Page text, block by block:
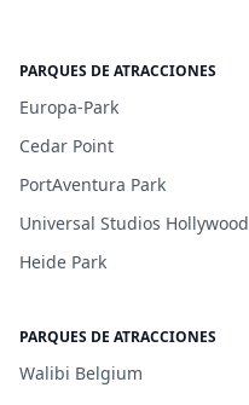
PARQUES DE ATRACCIONES
Europa-Park
Cedar Point
PortAventura Park
Universal Studios Hollywood
Heide Park
PARQUES DE ATRACCIONES
Walibi Belgium